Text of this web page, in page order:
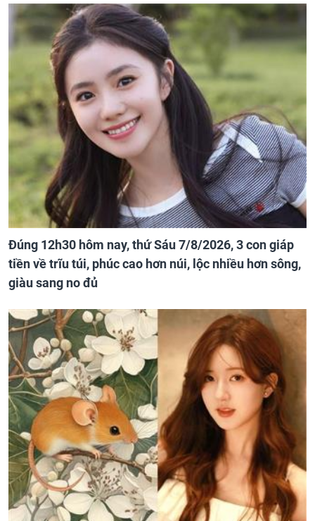
Đúng 12h30 hôm nay, thứ Sáu 7/8/2026, 3 con giáp
tiền về trĩu túi, phúc cao hơn núi, lộc nhiều hơn sông,
giàu sang no đủ